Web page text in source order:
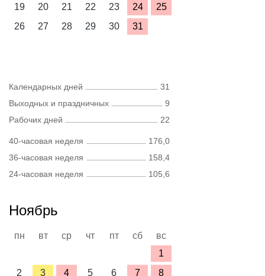
19
20 21 22 23 24
25
26
27 28 29 30 31
Календарных дней
31
Выходных и праздничных
9
Рабочих дней
22
40-часовая неделя
176,0
36-часовая неделя
158,4
24-часовая неделя
105,6
Ноябрь
пн вт ср чт пт сб
вс
1
2
3 4 5 6 7 8